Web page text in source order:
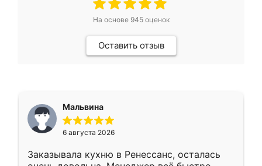
На основе 945оценок
Оставить отзыв
Мальвина
6 августа 2026
Заказывала кухню в Ренессанс, осталась